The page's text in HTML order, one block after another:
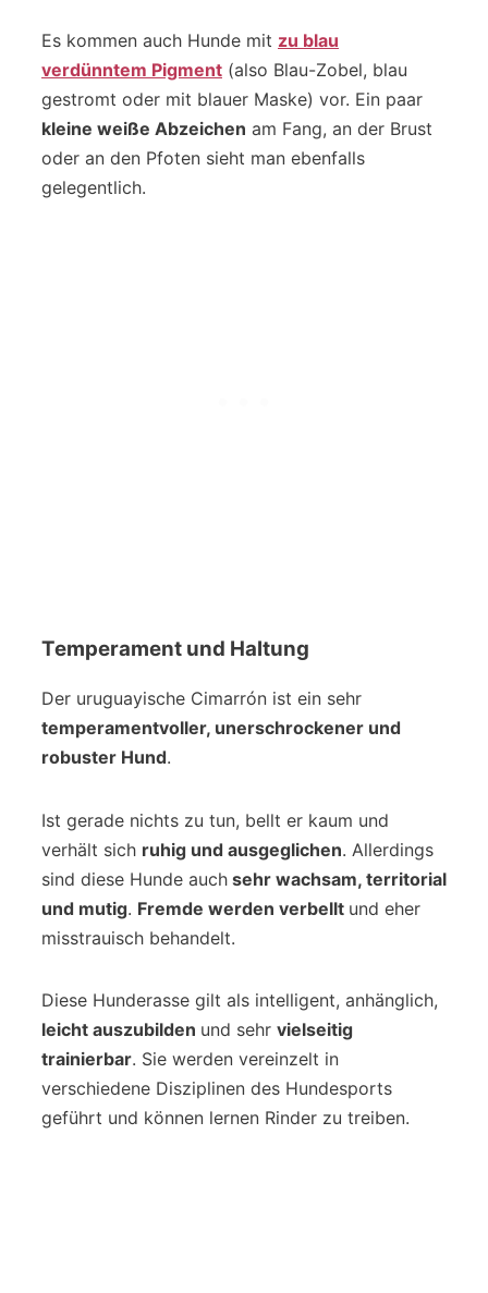
Es kommen auch Hunde mit zu blau
verdünntem Pigment (also Blau-Zobel, blau
gestromt oder mit blauer Maske) vor. Ein paar
kleine weiße Abzeichen am Fang, an der Brust
oder an den Pfoten sieht man ebenfalls
gelegentlich.
Temperament und Haltung
Der uruguayische Cimarrón ist ein sehr
temperamentvoller, unerschrockener und
robuster Hund.
Ist gerade nichts zu tun, bellt er kaum und
verhält sich ruhig und ausgeglichen. Allerdings
sind diese Hunde auch sehr wachsam, territorial
und mutig. Fremde werden verbellt und eher
misstrauisch behandelt.
Diese Hunderasse gilt als intelligent, anhänglich,
leicht auszubilden und sehr vielseitig
trainierbar. Sie werden vereinzelt in
verschiedene Disziplinen des Hundesports
geführt und können lernen Rinder zu treiben.